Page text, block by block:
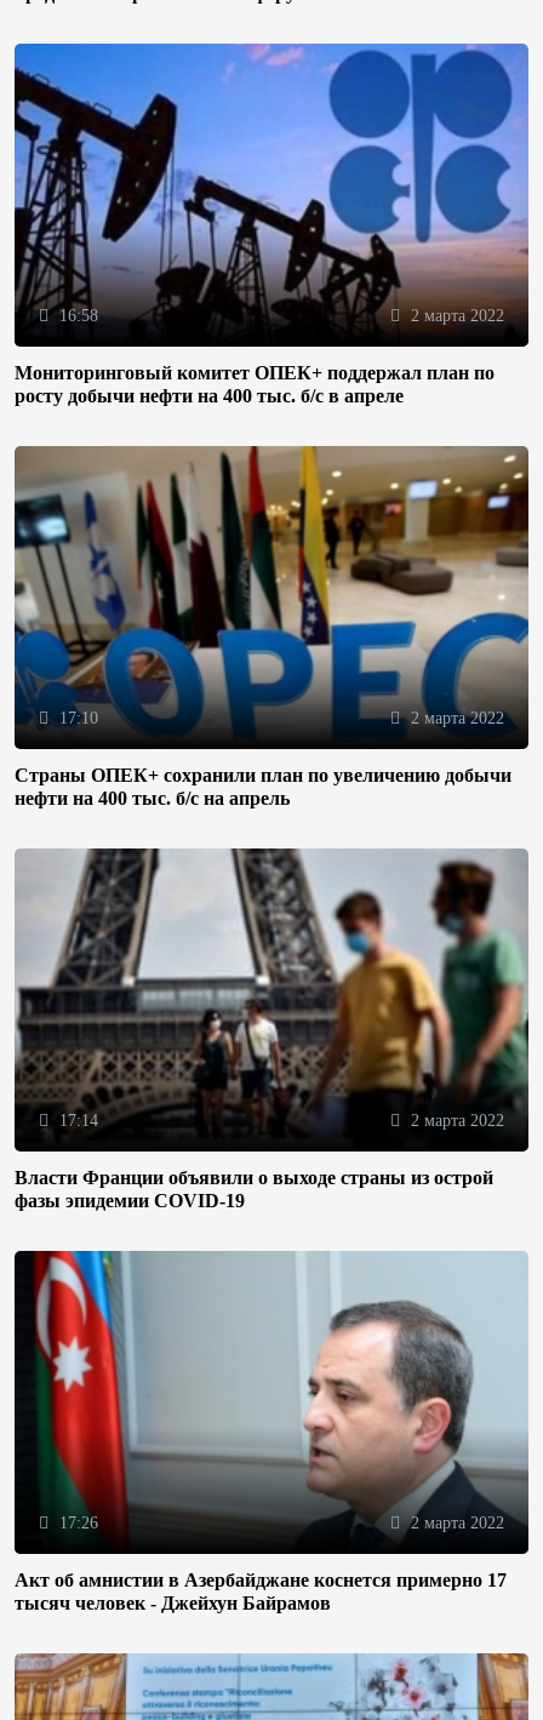
16:58 2 марта 2022
Мониторинговый комитет ОПЕК+ поддержал план по
росту добычи нефти на 400 тыс. б/с в апреле
17:10 2 марта 2022
Страны ОПЕК+ сохранили план по увеличению добычи
нефти на 400 тыс. б/с на апрель
17:14 2 марта 2022
Власти Франции объявили о выходе страны из острой
фазы эпидемии COVID-19
17:26 2 марта 2022
Акт об амнистии в Азербайджане коснется примерно 17
тысяч человек - Джейхун Байрамов